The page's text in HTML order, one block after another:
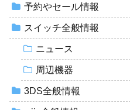
予約やセール情報
スイッチ全般情報
ニュース
周辺機器
3DS全般情報